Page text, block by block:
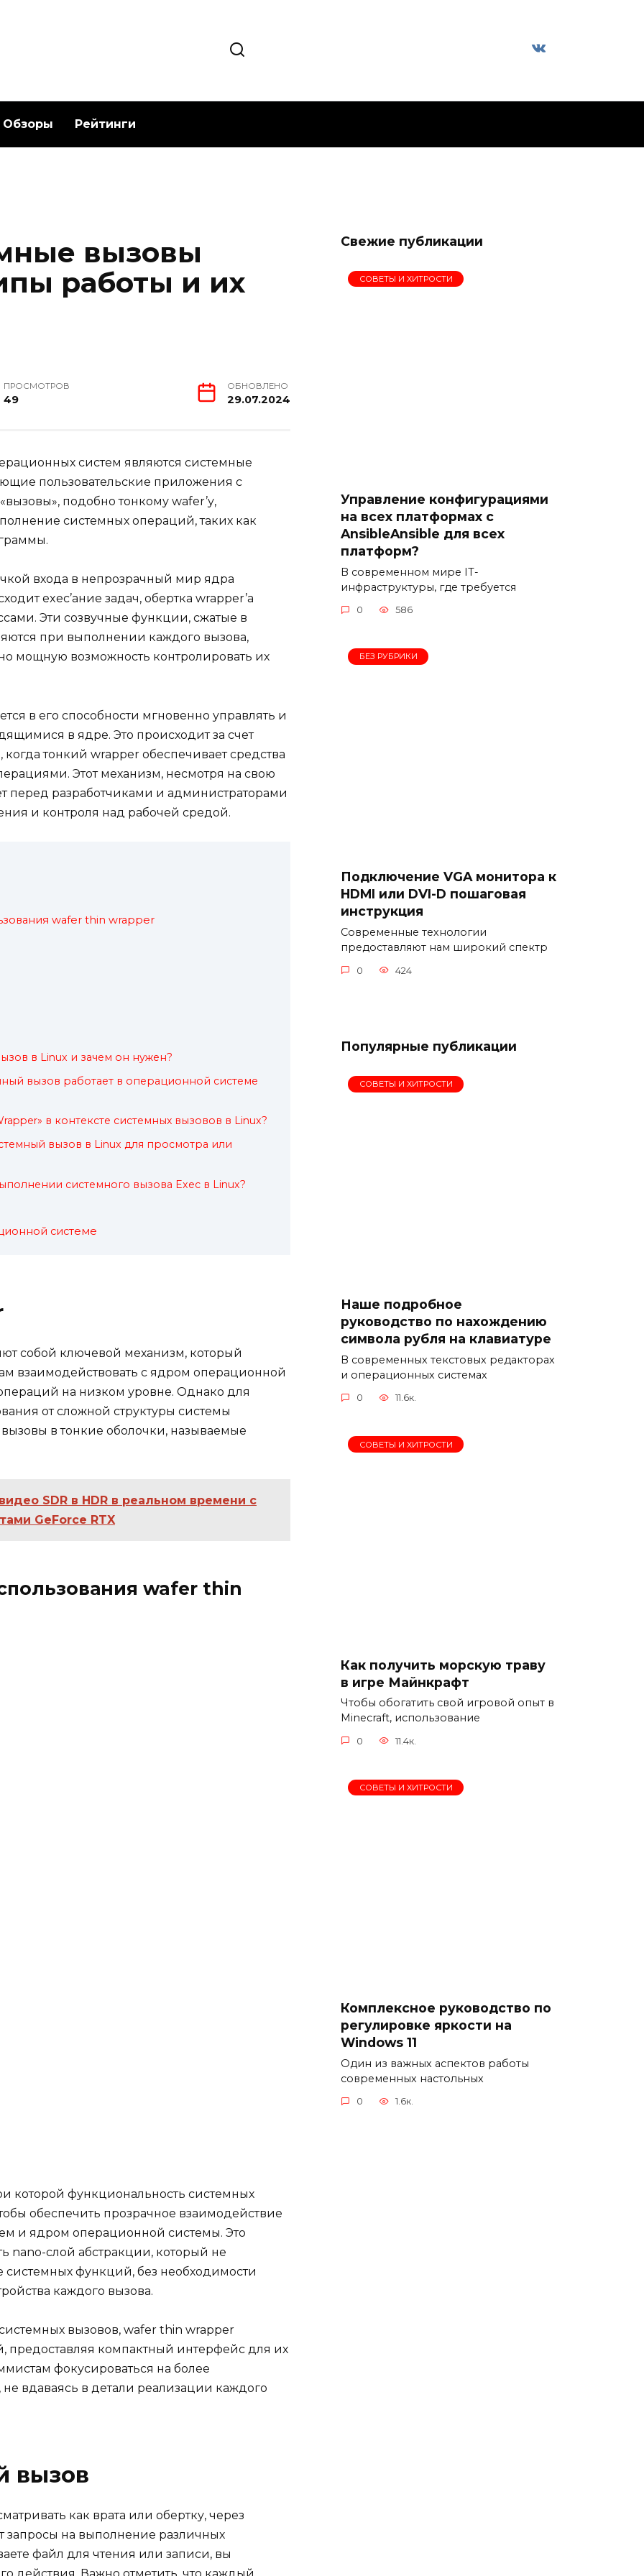
Обзоры Рейтинги
вызовы
работы и их
ПРОСМОТРОВ
49
ОБНОВЛЕНО
29.07.2024
систем являются системные
пользовательские приложения с
подобно тонкому wafer’у,
системных операций, таких как
входа в непрозрачный мир ядра
exec’ание задач, обертка wrapper’а
Эти созвучные функции, сжатые в
при выполнении каждого вызова,
мощную возможность контролировать их
в его способности мгновенно управлять и
в ядре. Это происходит за счет
тонкий wrapper обеспечивает средства
Этот механизм, несмотря на свою
перед разработчиками и администраторами
и контроля над рабочей средой.
wafer thin wrapper
в Linux и зачем он нужен?
вызов работает в операционной системе
в контексте системных вызовов в Linux?
вызов в Linux для просмотра или
системного вызова Exec в Linux?
системе
собой ключевой механизм, который
взаимодействовать с ядром операционной
на низком уровне. Однако для
от сложной структуры системы
в тонкие оболочки, называемые
SDR в HDR в реальном времени с
GeForce RTX
wafer thin
которой функциональность системных
обеспечить прозрачное взаимодействие
и ядром операционной системы. Это
nano-слой абстракции, который не
системных функций, без необходимости
каждого вызова.
вызовов, wafer thin wrapper
предоставляя компактный интерфейс для их
фокусироваться на более
вдаваясь в детали реализации каждого
вызов
как врата или обертку, через
запросы на выполнение различных
файл для чтения или записи, вы
Свежие публикации
СОВЕТЫ И ХИТРОСТИ
Управление конфигурациями
на всех платформах с
AnsibleAnsible для всех
платформ?
В современном мире IT-
инфраструктуры, где требуется
0 586
БЕЗ РУБРИКИ
Подключение VGA монитора к
HDMI или DVI-D пошаговая
инструкция
Современные технологии
предоставляют нам широкий спектр
0 424
Популярные публикации
СОВЕТЫ И ХИТРОСТИ
Наше подробное
руководство по нахождению
символа рубля на клавиатуре
В современных текстовых редакторах
и операционных системах
0 11.6к.
СОВЕТЫ И ХИТРОСТИ
Как получить морскую траву
в игре Майнкрафт
Чтобы обогатить свой игровой опыт в
Minecraft, использование
0 11.4к.
СОВЕТЫ И ХИТРОСТИ
Комплексное руководство по
регулировке яркости на
Windows 11
Один из важных аспектов работы
современных настольных
0 1.6к.